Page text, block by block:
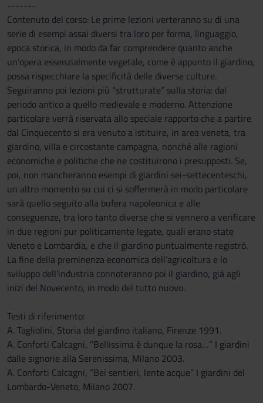
-------
Contenuto del corso: Le prime lezioni verteranno su di una
serie di esempi assai diversi tra loro per forma, linguaggio,
epoca storica, in modo da far comprendere quanto anche
un’opera essenzialmente vegetale, come è appunto il giardino,
possa rispecchiare la specificità delle diverse culture.
Seguiranno poi lezioni più “strutturate” sulla storia: dal
periodo antico a quello medievale e moderno. Attenzione
particolare verrà riservata allo speciale rapporto che a partire
dal Cinquecento si era venuto a istituire, in area veneta, tra
giardino, villa e circostante campagna, nonché alle ragioni
economiche e politiche che ne costituirono i presupposti. Se,
poi, non mancheranno esempi di giardini sei-settecenteschi,
un altro momento su cui ci si soffermerà in modo particolare
sarà quello seguito alla bufera napoleonica e alle
conseguenze, tra loro tanto diverse che si vennero a verificare
in due regioni pur politicamente legate, quali erano state
Veneto e Lombardia, e che il giardino puntualmente registrò.
La fine della preminenza economica dell’agricoltura e lo
sviluppo dell’industria connoteranno poi il giardino, già agli
inizi del Novecento, in modo del tutto nuovo.
Testi di riferimento:
A. Tagliolini, Storia del giardino italiano, Firenze 1991.
A. Conforti Calcagni, “Bellissima è dunque la rosa…” I giardini
dalle signorie alla Serenissima, Milano 2003.
A. Conforti Calcagni, “Bei sentieri, lente acque” I giardini del
Lombardo-Veneto, Milano 2007.